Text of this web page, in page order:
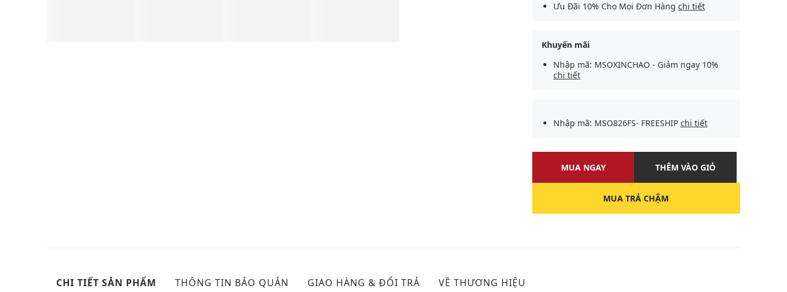
Ưu Đãi 10% Cho Mọi Đơn Hàng chi tiết
Khuyến mãi
Nhập mã: MSOXINCHAO - Giảm ngay 10%
chi tiết
Nhập mã: MSO826FS- FREESHIP chi tiết
MUA NGAY THÊM VÀO GIỎ
MUA TRẢ CHẬM
CHI TIẾT SẢN PHẨM THÔNG TIN BẢO QUẢN GIAO HÀNG & ĐỔI TRẢ VỀ THƯƠNG HIỆU